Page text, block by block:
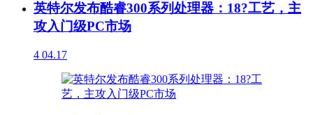
英特尔发布酷睿300系列处理器：18?工艺，主
攻入门级PC市场
4 04.17